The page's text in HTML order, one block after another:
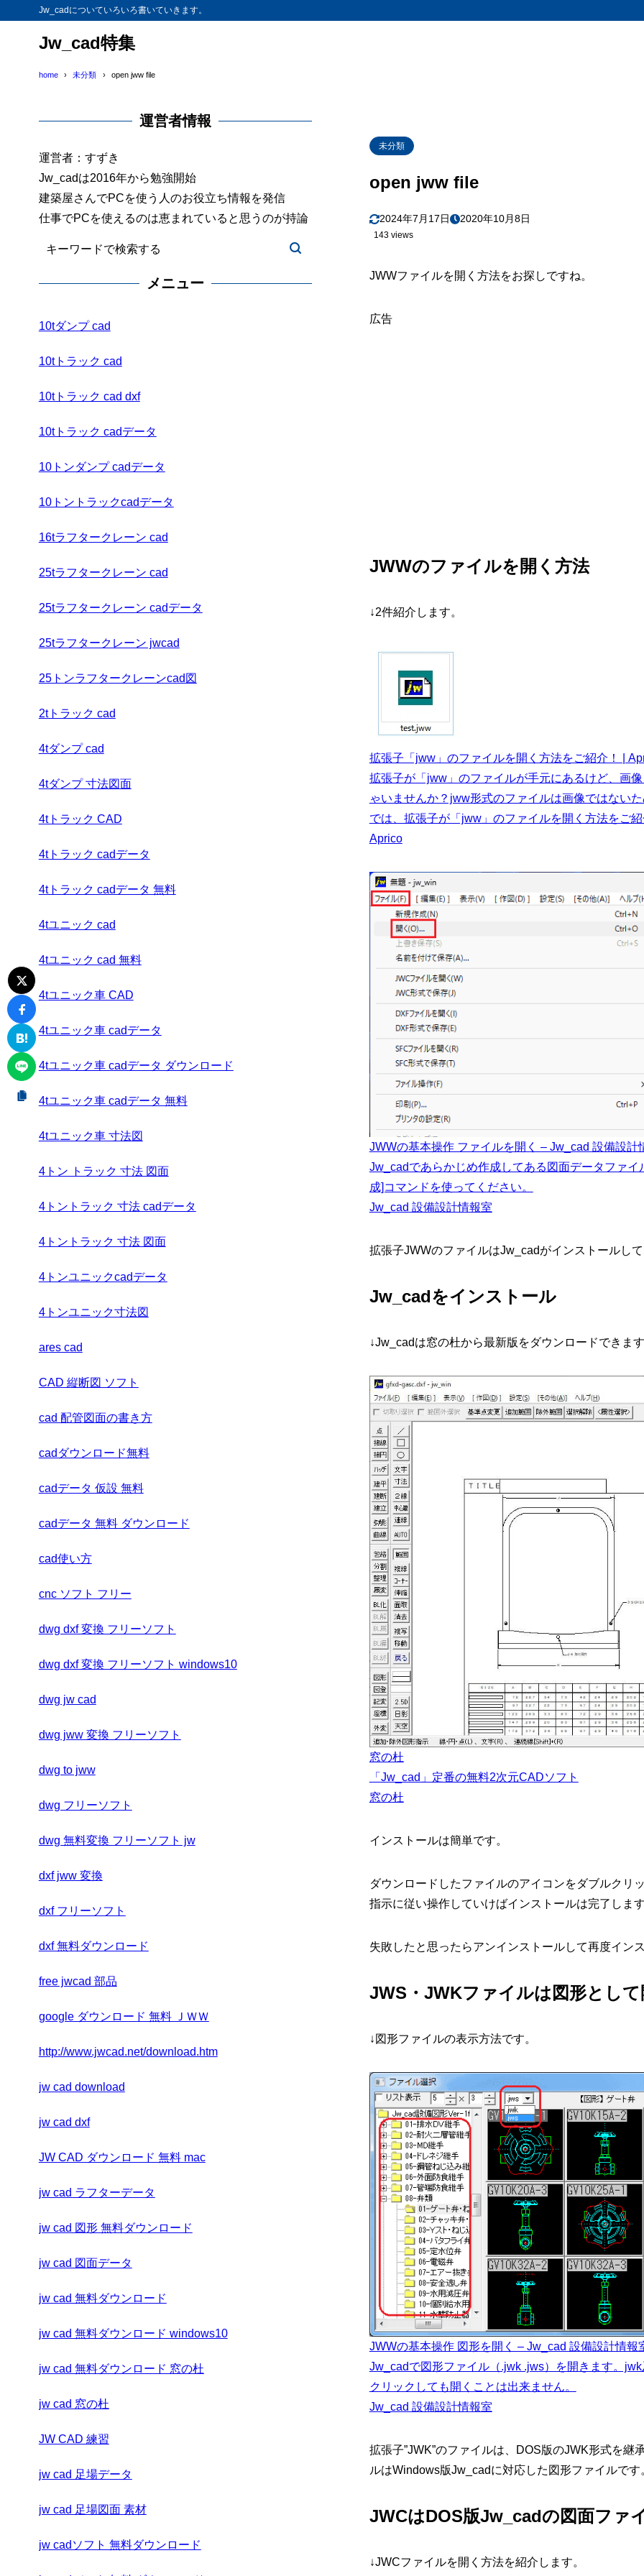
Jw_cadについていろいろ書いていきます。
Jw_cad特集
home 未分類 open jww file
未分類
open jww file
2024年7月17日 2020年10月8日
143 views
JWWファイルを開く方法をお探しですね。
広告
JWWのファイルを開く方法
↓2件紹介します。
拡張子「jww」のファイルを開く方法をご紹介！ |
拡張子が「jww」のファイルが手元にあるけど、画
ゃいませんか？jww形式のファイルは画像ではない
では、拡張子が「jww」のファイルを開く方法をご
Aprico
JWWの基本操作 ファイルを開く – Jw_cad 設備設計
Jw_cadであらかじめ作成してある図面データファ
成]コマンドを使ってください。
Jw_cad 設備設計情報室
拡張子JWWのファイルはJw_cadがインストールし
Jw_cadをインストール
↓Jw_cadは窓の杜から最新版をダウンロードできま
窓の杜
「Jw_cad」定番の無料2次元CADソフト
窓の杜
インストールは簡単です。
ダウンロードしたファイルのアイコンをダブルクリ
指示に従い操作していけばインストールは完了しま
失敗したと思ったらアンインストールして再度イン
JWS・JWKファイルは図形として
↓図形ファイルの表示方法です。
JWWの基本操作 図形を開く – Jw_cad 設備設計情報
Jw_cadで図形ファイル（.jwk .jws）を開きます。
クリックしても開くことは出来ません。
Jw_cad 設備設計情報室
拡張子”JWK”のファイルは、DOS版のJWK形式を継
ルはWindows版Jw_cadに対応した図形ファイルです
JWCはDOS版Jw_cadの図面ファ
↓JWCファイルを開く方法を紹介します。
運営者情報
運営者：すずき
Jw_cadは2016年から勉強開始
建築屋さんでPCを使う人のお役立ち情報を発信
仕事でPCを使えるのは恵まれていると思うのが持論
メニュー
10tダンプ cad
10tトラック cad
10tトラック cad dxf
10tトラック cadデータ
10トンダンプ cadデータ
10トントラックcadデータ
16tラフタークレーン cad
25tラフタークレーン cad
25tラフタークレーン cadデータ
25tラフタークレーン jwcad
25トンラフタークレーンcad図
2tトラック cad
4tダンプ cad
4tダンプ 寸法図面
4tトラック CAD
4tトラック cadデータ
4tトラック cadデータ 無料
4tユニック cad
4tユニック cad 無料
4tユニック車 CAD
4tユニック車 cadデータ
4tユニック車 cadデータ ダウンロード
4tユニック車 cadデータ 無料
4tユニック車 寸法図
4トン トラック 寸法 図面
4トントラック 寸法 cadデータ
4トントラック 寸法 図面
4トンユニックcadデータ
4トンユニック寸法図
ares cad
CAD 縦断図 ソフト
cad 配管図面の書き方
cadダウンロード無料
cadデータ 仮設 無料
cadデータ 無料 ダウンロード
cad使い方
cnc ソフト フリー
dwg dxf 変換 フリーソフト
dwg dxf 変換 フリーソフト windows10
dwg jw cad
dwg jww 変換 フリーソフト
dwg to jww
dwg フリーソフト
dwg 無料変換 フリーソフト jw
dxf jww 変換
dxf フリーソフト
dxf 無料ダウンロード
free jwcad 部品
google ダウンロード 無料 ＪＷＷ
http://www.jwcad.net/download.htm
jw cad download
jw cad dxf
JW CAD ダウンロード 無料 mac
jw cad ラフターデータ
jw cad 図形 無料ダウンロード
jw cad 図面データ
jw cad 無料ダウンロード
jw cad 無料ダウンロード windows10
jw cad 無料ダウンロード 窓の杜
jw cad 窓の杜
JW CAD 練習
jw cad 足場データ
jw cad 足場図面 素材
jw cadソフト 無料ダウンロード